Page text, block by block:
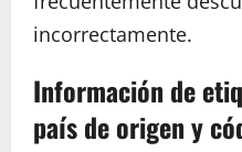
incorrectamente.
Información de
país de origen y